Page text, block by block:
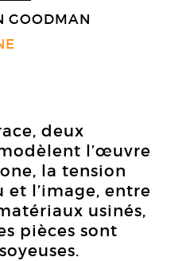
GOODMAN
deux
l’œuvre
la tension
l’image, entre
usinés,
pièces sont